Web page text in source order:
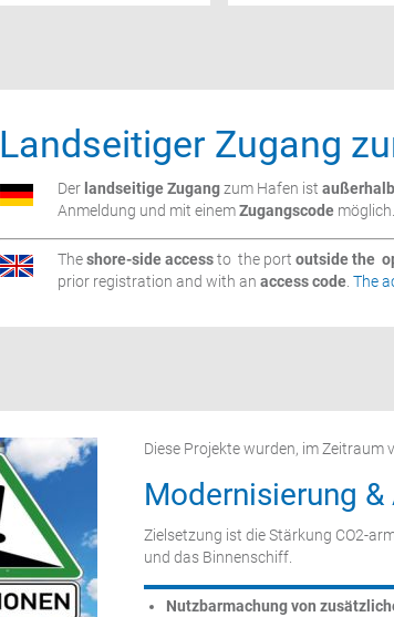
Landseitiger Zugang
Der landseitige Zugangzum Hafen ist
Anmeldung und mit einemZugangscodemöglich.
Theshore-side accessto the port outside the
prior registration and with an access code. The
Diese Projekte wurden, im
Modernisierung
Zielsetzung ist die Stärkung CO2-
und das Binnenschiff.
Nutzbarmachung von